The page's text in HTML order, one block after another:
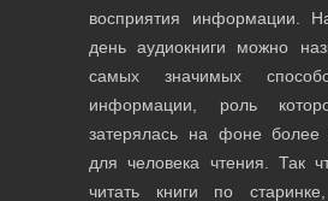
Умное
Книга
Старый
Хит FM
восприятия информации.
день аудиокниги можно
самых значимых
информации, роль
затерялась на фоне более
для человека чтения. Так
читать книги по